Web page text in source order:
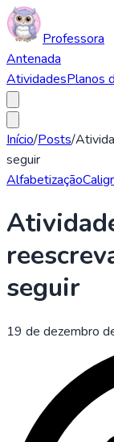
Professora
Antenada
AtividadesPlanos
Início/Posts/
seguir
Alfabetização
seguir
19 de dezembro